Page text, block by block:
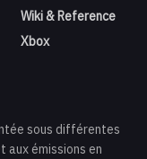
Wiki & Reference
Xbox
sous différentes
émissions en